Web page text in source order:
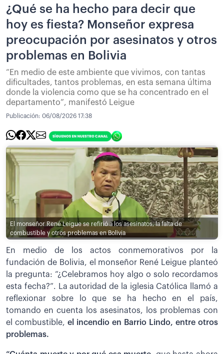
¿Qué se ha hecho para decir que
hoy es fiesta? Monseñor expresa
preocupación por asesinatos y otros
problemas en Bolivia
“En medio de este ambiente que vivimos, con tantas
dificultades, tantos problemas, en esta semana última
donde la violencia como que se ha concentrado en el
departamento”, manifestó Leigue
Publicación: 06/08/2026 17:38
El monseñor René Leigue se refirió a los asesinatos, la falta de
combustible y otros problemas en Bolivia
En medio de los actos conmemorativos por la
fundación de Bolivia, el monseñor René Leigue planteó
la pregunta: “¿Celebramos hoy algo o solo recordamos
esta fecha?”. La autoridad de la iglesia Católica llamó a
reflexionar sobre lo que se ha hecho en el país,
tomando en cuenta los asesinatos, los problemas con
el combustible, el incendio en Barrio Lindo, entre otros
problemas.